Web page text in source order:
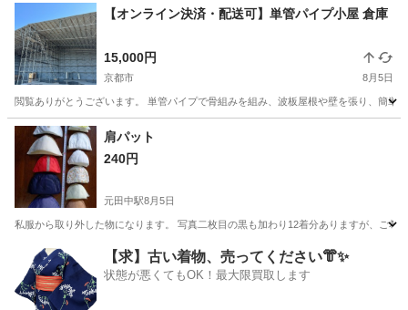
兵庫 南あわじ市 その他
【オンライン決済・配送可】単管パイプ小屋 倉庫
15,000円
京都市 8月5日
閲覧ありがとうございます。 単管パイプで骨組みを組み、波板屋根や壁を張り、簡
京都 京都市 その他
肩パット
240円
元田中駅8月5日
私服から取り外した物になります。 写真二枚目の黒も加わり12着分ありますが、ご
京都 京都市 元田中駅 その他 ハンドメイド
【求】古い着物、売ってください👘✨
状態が悪くてもOK！最大限買取します